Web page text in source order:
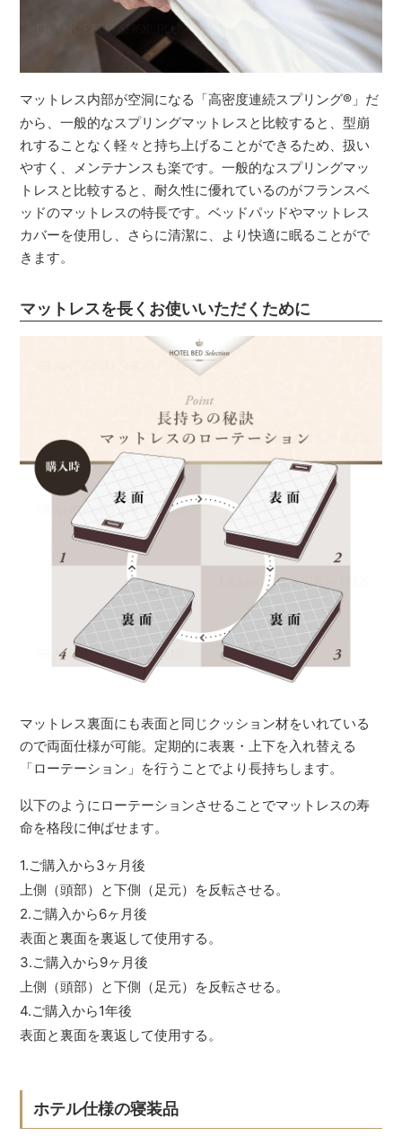
マットレス内部が空洞になる「高密度連続スプリング® 」だ
から、一般的なスプリングマットレスと比較すると、型崩
れすることなく軽々と持ち上げることができるため、扱い
やすく、メンテナンスも楽です。一般的なスプリングマッ
トレスと比較すると、耐久性に優れているのがフランスベ
ッドのマットレスの特長です。ベッドパッドやマットレス
カバーを使用し、さらに清潔に、より快適に眠ることがで
きます。
マットレスを長くお使いいただくために
マットレス裏面にも表面と同じクッション材をいれている
ので両面仕様が可能。定期的に表裏・上下を入れ替える
「ローテーション」を行うことでより長持ちします。
以下のようにローテーションさせることでマットレスの寿
命を格段に伸ばせます。
1.ご購入から3ヶ月後
上側（頭部）と下側（足元）を反転させる。
2.ご購入から6ヶ月後
表面と裏面を裏返して使用する。
3.ご購入から9ヶ月後
上側（頭部）と下側（足元）を反転させる。
4.ご購入から1年後
表面と裏面を裏返して使用する。
ホテル仕様の寝装品